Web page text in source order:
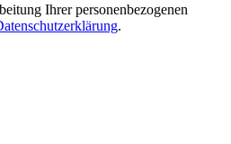
Ihrer personenbezogenen
.